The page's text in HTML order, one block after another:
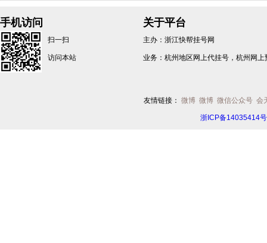
手机访问
扫一扫
访问本站
关于平台
主办：浙江快帮挂号网
业务：杭州地区网上代挂号，杭州网上
友情链接： 微博 微博 微信公众号 会
浙ICP备14035414号